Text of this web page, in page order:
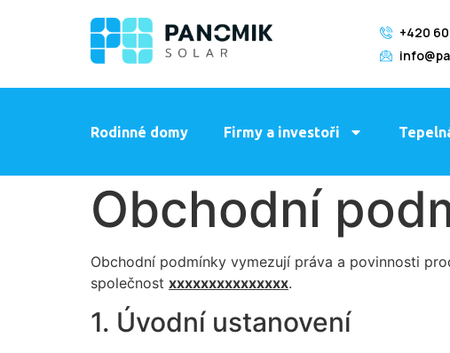
+420
Rodinné domy Firmy a investoři
Obchodní
Obchodní podmínky vymezují práva a povinnosti
společnost xxxxxxxxxxxxxxx.
1. Úvodní ustanovení